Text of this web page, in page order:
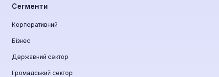
Сегменти
Корпоративний
Бізнес
Державний сектор
Громадський сектор